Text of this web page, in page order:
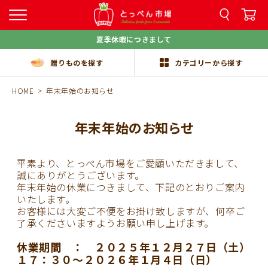
夏季休暇につきまして
贈りものを探す カテゴリーから探す
HOME 年末年始のお知らせ
年末年始のお知らせ
平素より、とっぺん市場をご愛顧いただきまして、
誠にありがとうございます。
年末年始の休業につきまして、下記のとおりご案内
いたします。
お客様には大変ご不便をお掛け致しますが、何卒ご
了承くださいますようお願い申し上げます。
休業期間 ： ２０２５年１２月２７日（土）
１７：３０～２０２６年１月４日（日）